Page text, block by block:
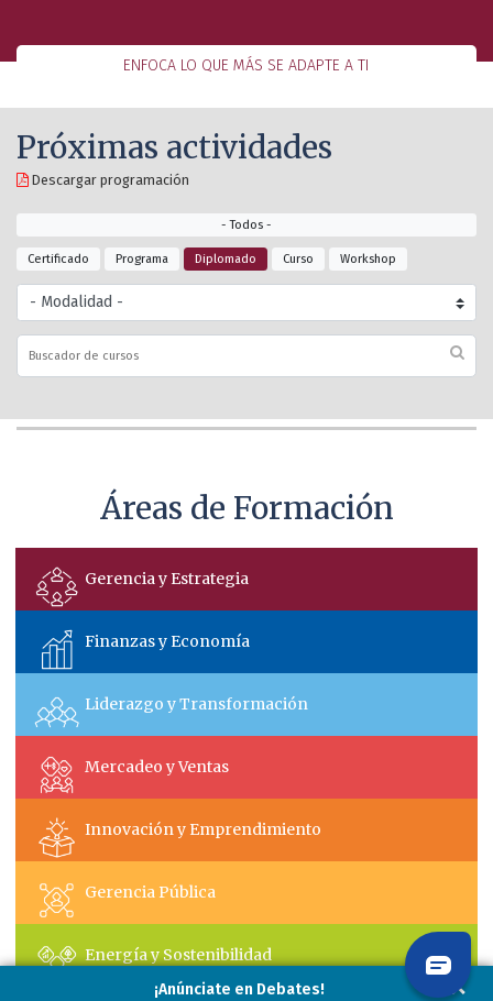
ENFOCA LO QUE MÁS SE ADAPTE A TI
Próximas actividades
Descargar programación
- Todos -
Certificado Programa Diplomado Curso Workshop
Áreas de Formación
Gerencia y Estrategia
Finanzas y Economía
Liderazgo y Transformación
Mercadeo y Ventas
Innovación y Emprendimiento
Gerencia Pública
Energía y Sostenibilidad
¡Anúnciate en Debates!